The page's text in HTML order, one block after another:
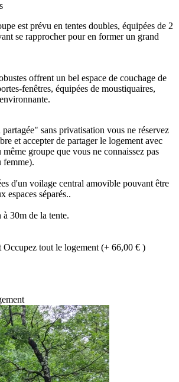
est prévu en tentes doubles, équipées de 2
se rapprocher pour en former un grand
offrent un bel espace de couchage de
fenêtres, équipées de moustiquaires,
sans privatisation vous ne réservez
et accepter de partager le logement avec
groupe que vous ne connaissez pas
femme).
d'un voilage central amovible pouvant être
espaces séparés..
à 30m de la tente.
Occupez tout le logement (+ 66,00 € )